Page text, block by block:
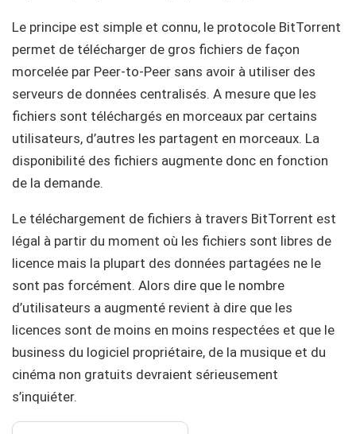
Le principe est simple et connu, le protocole BitTorrent
permet de télécharger de gros fichiers de façon
morcelée par Peer-to-Peer sans avoir à utiliser des
serveurs de données centralisés. A mesure que les
fichiers sont téléchargés en morceaux par certains
utilisateurs, d’autres les partagent en morceaux. La
disponibilité des fichiers augmente donc en fonction
de la demande.
Le téléchargement de fichiers à travers BitTorrent est
légal à partir du moment où les fichiers sont libres de
licence mais la plupart des données partagées ne le
sont pas forcément. Alors dire que le nombre
d’utilisateurs a augmenté revient à dire que les
licences sont de moins en moins respectées et que le
business du logiciel propriétaire, de la musique et du
cinéma non gratuits devraient sérieusement
s’inquiéter.